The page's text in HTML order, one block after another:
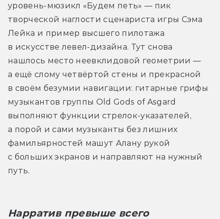
уровень-мюзикл «Будем петь» — пик
творческой наглости сценариста игры Сэма
Лейка и пример высшего пилотажа
в искусстве левел-дизайна. Тут снова
нашлось место неевклидовой геометрии —
а ещё слому четвёртой стены и прекрасной
в своём безумии навигации: гитарные грифы
музыкантов группы Old Gods of Asgard
выполняют функции стрелок-указателей,
а порой и сами музыканты без лишних
фамильярностей машут Алану рукой
с больших экранов и направляют на нужный
путь.
Нарратив превыше всего